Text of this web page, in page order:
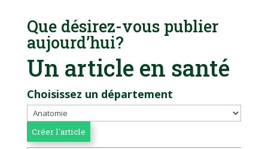
Que désirez-vous publier
aujourd’hui?
Un article en santé
Choisissez un département